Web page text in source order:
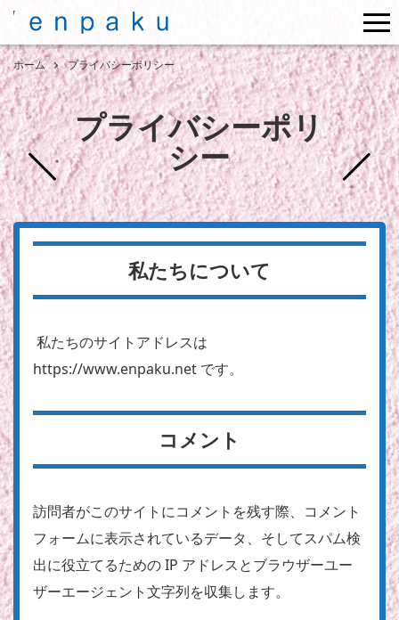
ホーム プライバシーポリシー
プライバシーポリ
シー
私たちについて
私たちのサイトアドレスは
https://www.enpaku.net です。
コメント
訪問者がこのサイトにコメントを残す際、コメント
フォームに表示されているデータ、そしてスパム検
出に役立てるための IP アドレスとブラウザーユー
ザーエージェント文字列を収集します。